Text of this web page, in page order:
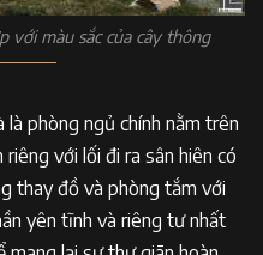
với màu sắc của cây thông
phòng ngủ chính nằm trên
riêng với lối đi ra sân hiên có
thay đồ và phòng tắm với
yên tĩnh và riêng tư nhất